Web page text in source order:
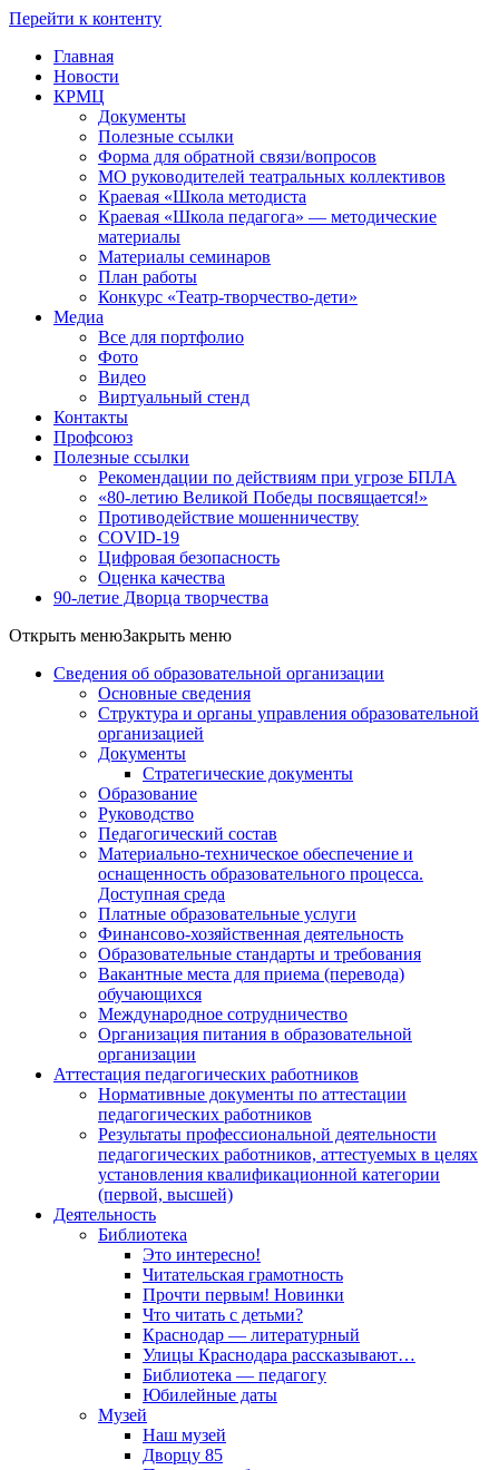
Перейти к контенту
Главная
Новости
КРМЦ
Документы
Полезные ссылки
Форма для обратной связи/вопросов
МО руководителей театральных коллективов
Краевая «Школа методиста
Краевая «Школа педагога» — методические
материалы
Материалы семинаров
План работы
Конкурс «Театр-творчество-дети»
Медиа
Все для портфолио
Фото
Видео
Виртуальный стенд
Контакты
Профсоюз
Полезные ссылки
Рекомендации по действиям при угрозе БПЛА
«80-летию Великой Победы посвящается!»
Противодействие мошенничеству
COVID-19
Цифровая безопасность
Оценка качества
90-летие Дворца творчества
Открыть менюЗакрыть меню
Сведения об образовательной организации
Основные сведения
Структура и органы управления образовательной
организацией
Документы
Стратегические документы
Образование
Руководство
Педагогический состав
Материально-техническое обеспечение и
оснащенность образовательного процесса.
Доступная среда
Платные образовательные услуги
Финансово-хозяйственная деятельность
Образовательные стандарты и требования
Вакантные места для приема (перевода)
обучающихся
Международное сотрудничество
Организация питания в образовательной
организации
Аттестация педагогических работников
Нормативные документы по аттестации
педагогических работников
Результаты профессиональной деятельности
педагогических работников, аттестуемых в целях
установления квалификационной категории
(первой, высшей)
Деятельность
Библиотека
Это интересно!
Читательская грамотность
Прочти первым! Новинки
Что читать с детьми?
Краснодар — литературный
Улицы Краснодара рассказывают…
Библиотека — педагогу
Юбилейные даты
Музей
Наш музей
Дворцу 85